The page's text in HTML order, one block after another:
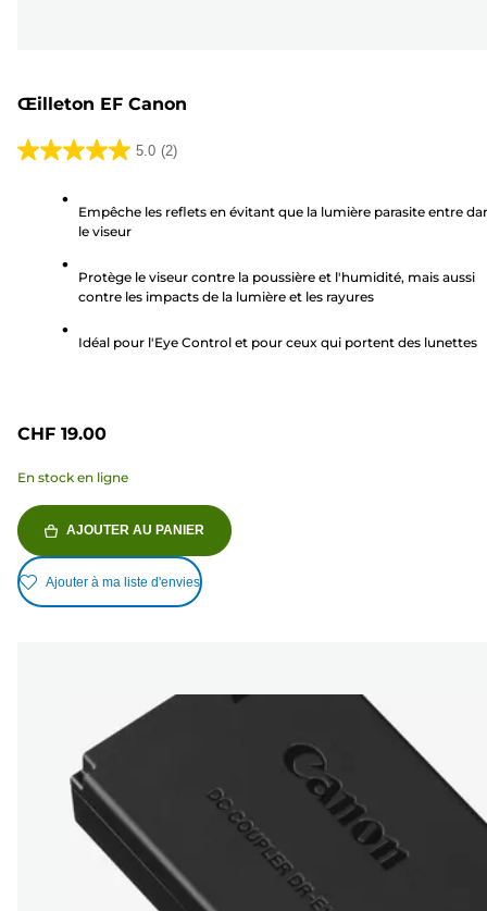
Œilleton EF Canon
5.0 (2)
5.0
Empêche les reflets en évitant que la lumière parasite entre
le viseur
Protège le viseur contre la poussière et l'humidité, mais aussi
contre les impacts de la lumière et les rayures
Idéal pour l'Eye Control et pour ceux qui portent des lunettes
CHF 19.00
En stock en ligne
AJOUTER AU PANIER
Ajouter à ma liste d'envies